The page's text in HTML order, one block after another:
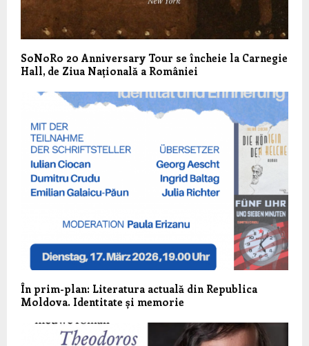
SoNoRo 20 Anniversary Tour se încheie la Carnegie
Hall, de Ziua Națională a României
În prim-plan: Literatura actuală din Republica
Moldova. Identitate și memorie